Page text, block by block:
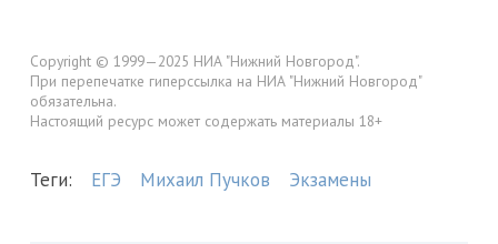
Copyright © 1999—2025 НИА "Нижний Новгород".
При перепечатке гиперссылка на НИА "Нижний Новгород"
обязательна.
Настоящий ресурс может содержать материалы 18+
Теги: ЕГЭ Михаил Пучков Экзамены